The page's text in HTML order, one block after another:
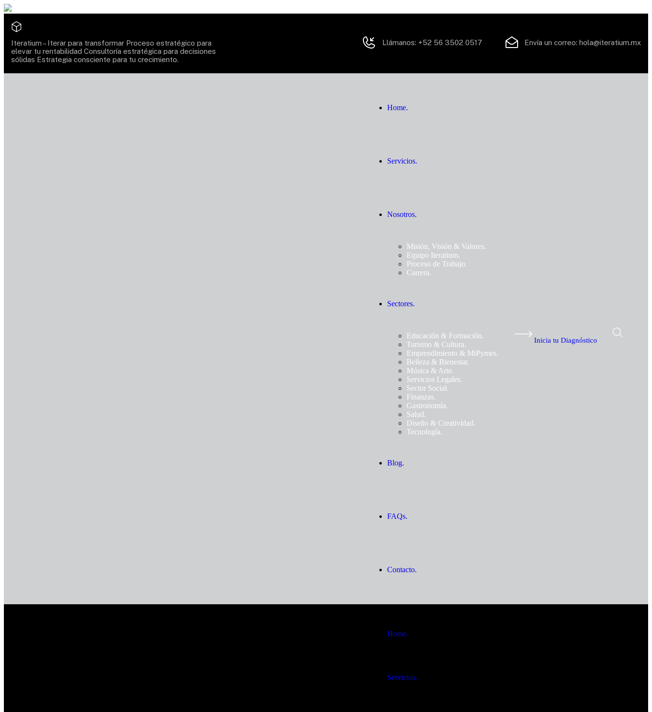
Iteratium – Iterar para transformar Proceso estratégico para
elevar tu rentabilidad Consultoría estratégica para decisiones
sólidas Estrategia consciente para tu crecimiento.
Llámanos: +52 56 3502 0517 Envía un correo: hola@iteratium.mx
Home.
Servicios.
Nosotros.
Misión, Visión & Valores.
Equipo Iteratium.
Proceso de Trabajo.
Carrera.
Sectores.
Educación & Formación.
Turismo & Cultura.
Emprendimiento & MiPymes.
Belleza & Bienestar.
Música & Arte.
Servicios Legales.
Sector Social.
Finanzas.
Gastronomía.
Salud.
Diseño & Creatividad.
Tecnología.
Blog.
FAQs.
Contacto.
Inicia tu Diagnóstico
Home.
Servicios.